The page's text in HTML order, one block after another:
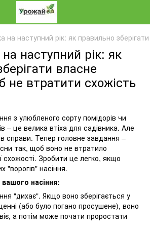
на наступний рік: як правильно
наступний рік: як
власне
не втратити схожість
з улюбленого сорту помідорів чи
– це велика втіха для садівника. Але
справи. Тепер головне завдання –
так, щоб воно не втратило
схожості. Зробити це легко, якщо
"ворогів" насіння.
насіння:
"дихає". Якщо воно зберігається у
(або було погано просушене), воно
а потім може почати проростати